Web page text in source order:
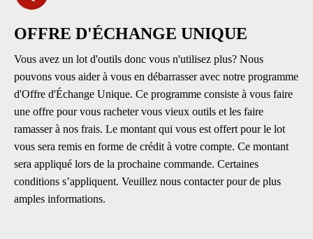
OFFRE D'ÉCHANGE UNIQUE
Vous avez un lot d'outils donc vous n'utilisez plus? Nous
pouvons vous aider à vous en débarrasser avec notre programme
d'Offre d'Échange Unique. Ce programme consiste à vous faire
une offre pour vous racheter vous vieux outils et les faire
ramasser à nos frais. Le montant qui vous est offert pour le lot
vous sera remis en forme de crédit à votre compte. Ce montant
sera appliqué lors de la prochaine commande. Certaines
conditions s’appliquent. Veuillez nous contacter pour de plus
amples informations.